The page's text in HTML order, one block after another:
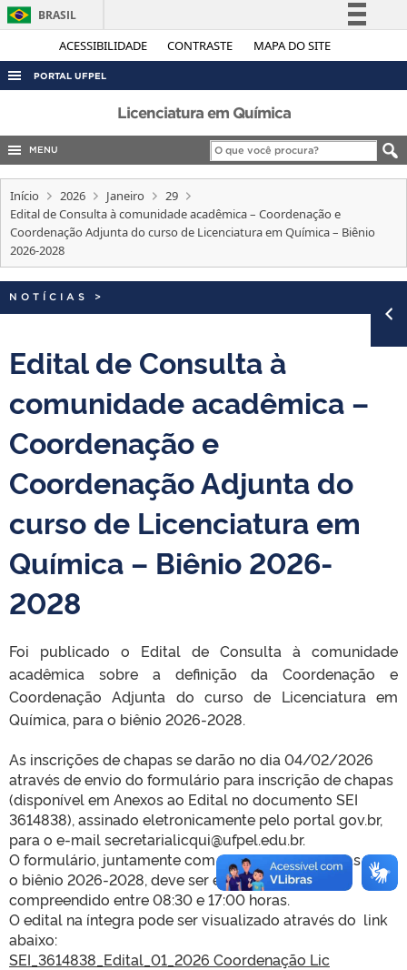
ACESSIBILIDADE CONTRASTE MAPA DO SITE
BRASIL
Simplifique!
Legislação
Canais
PORTAL UFPEL
ACESSO À INFORMAÇÃO
AUDITORIA
CONCURSOS
EDITAIS
OUVIDORIA
TELEFONES
Licenciatura em Química
MENU
Início 2026 Janeiro
29
Edital de Consulta à comunidade acadêmica – Coordenação e
Coordenação Adjunta do curso de Licenciatura em Química – Biênio
2026-2028
NOTÍCIAS >
Edital de Consulta à
comunidade acadêmica –
Coordenação e
Coordenação Adjunta do
curso de Licenciatura em
Química – Biênio 2026-
2028
Foi publicado o Edital de Consulta à comunidade
acadêmica sobre a definição da Coordenação e
Coordenação Adjunta do curso de Licenciatura em
Química, para o biênio 2026-2028.
As inscriçõesde chapas se darão no dia 04/02/2026
através de envio do formulário para inscrição de chapas
(disponível em Anexos ao Edital no documento SEI
3614838), assinado eletronicamente pelo portal gov.br,
para o e-mail secretarialicqui@ufpel.edu.br.
O formulário, juntamente com a proposta de metas para
o biênio 2026-2028, deve ser enviado no horário
compreendido entre 08:30 e 17:00 horas.
O edital na íntegra pode ser visualizado através do link
abaixo:
SEI_3614838_Edital_01_2026 Coordenação Lic